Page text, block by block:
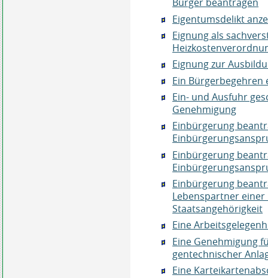
Bürger beantragen
Eigentumsdelikt
Eignung als
Eignung zur
Ein Bürgerbegehren
Ein- und Ausfuhr
Genehmigung
Einbürgerung
Einbürgerung
Einbürgerung
Lebenspartner
Staatsangehörigkeit
Eine
Eine Genehmigung
gentechnischer
Eine